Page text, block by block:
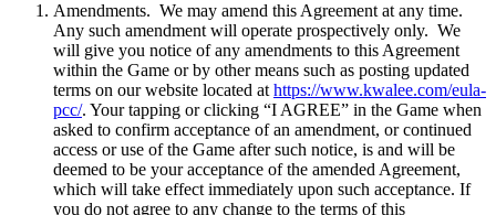
Amendments. We may amend this Agreement at any time.
Any such amendment will operate prospectively only. We
will give you notice of any amendments to this Agreement
within the Game or by other means such as posting updated
terms on our website located athttps://www.kwalee.com/eula-
pcc/. Your tapping or clicking “I AGREE” in the Game when
asked to confirm acceptance of an amendment, or continued
access or use of the Game after such notice, is and will be
deemed to be your acceptance of the amended Agreement,
which will take effect immediately upon such acceptance. If
you do not agree to any change to the terms of this